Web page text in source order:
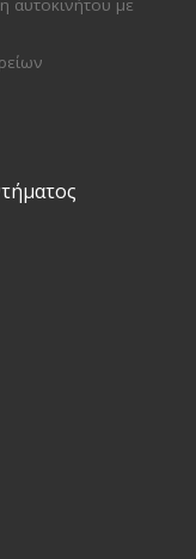
αυτοκινήτου με